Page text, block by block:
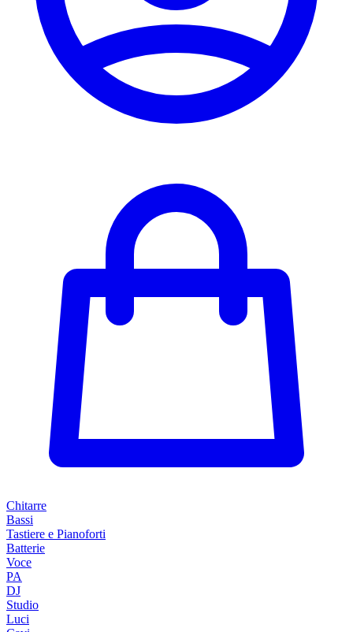
Chitarre
Bassi
Tastiere e Pianoforti
Batterie
Voce
PA
DJ
Studio
Luci